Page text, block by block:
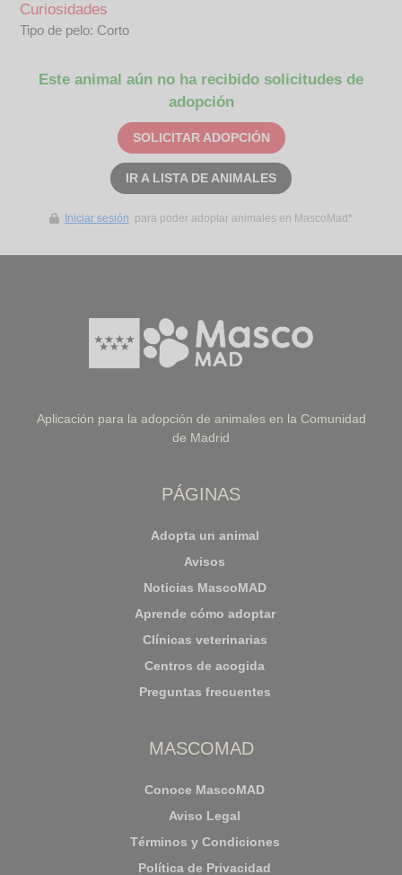
Curiosidades
Tipo de pelo: Corto
Este animal aún no ha recibido solicitudes de
adopción
SOLICITAR ADOPCIÓN
IR A LISTA DE ANIMALES
Iniciar sesión para poder adoptar animales en MascoMad*
Aplicación para la adopción de animales en la Comunidad
de Madrid
PÁGINAS
Adopta un animal
Avisos
Noticias MascoMAD
Aprende cómo adoptar
Clínicas veterinarias
Centros de acogida
Preguntas frecuentes
MASCOMAD
Conoce MascoMAD
Aviso Legal
Términos y Condiciones
Política de Privacidad